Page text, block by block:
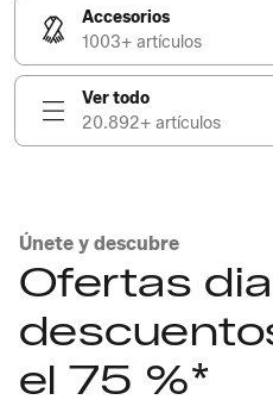
Accesorios
1003+ artículos
Ver todo
20.892+ artículos
Únete y descubre
Ofertas
el 75 %*